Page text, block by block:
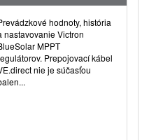
hodnoty, história
nastavovanie Victron
MPPT
Prepojovací kábel
nie je súčasťou